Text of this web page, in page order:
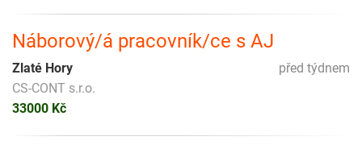
Náborový/á pracovník/ce s AJ
před týdnem
Zlaté Hory
CS-CONT s.r.o.
33000 Kč